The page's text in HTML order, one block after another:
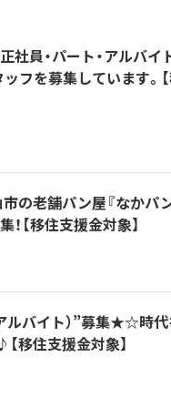
社員・パート・アルバ
フを募集しています。
の老舗パン屋『なかパ
！【移住支援金対象】
ルバイト）”募集★☆時
移住支援金対象】